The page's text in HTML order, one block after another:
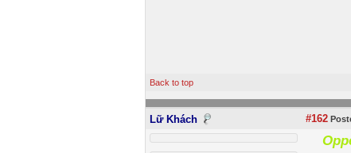
Back to top
Lữ Khách #162